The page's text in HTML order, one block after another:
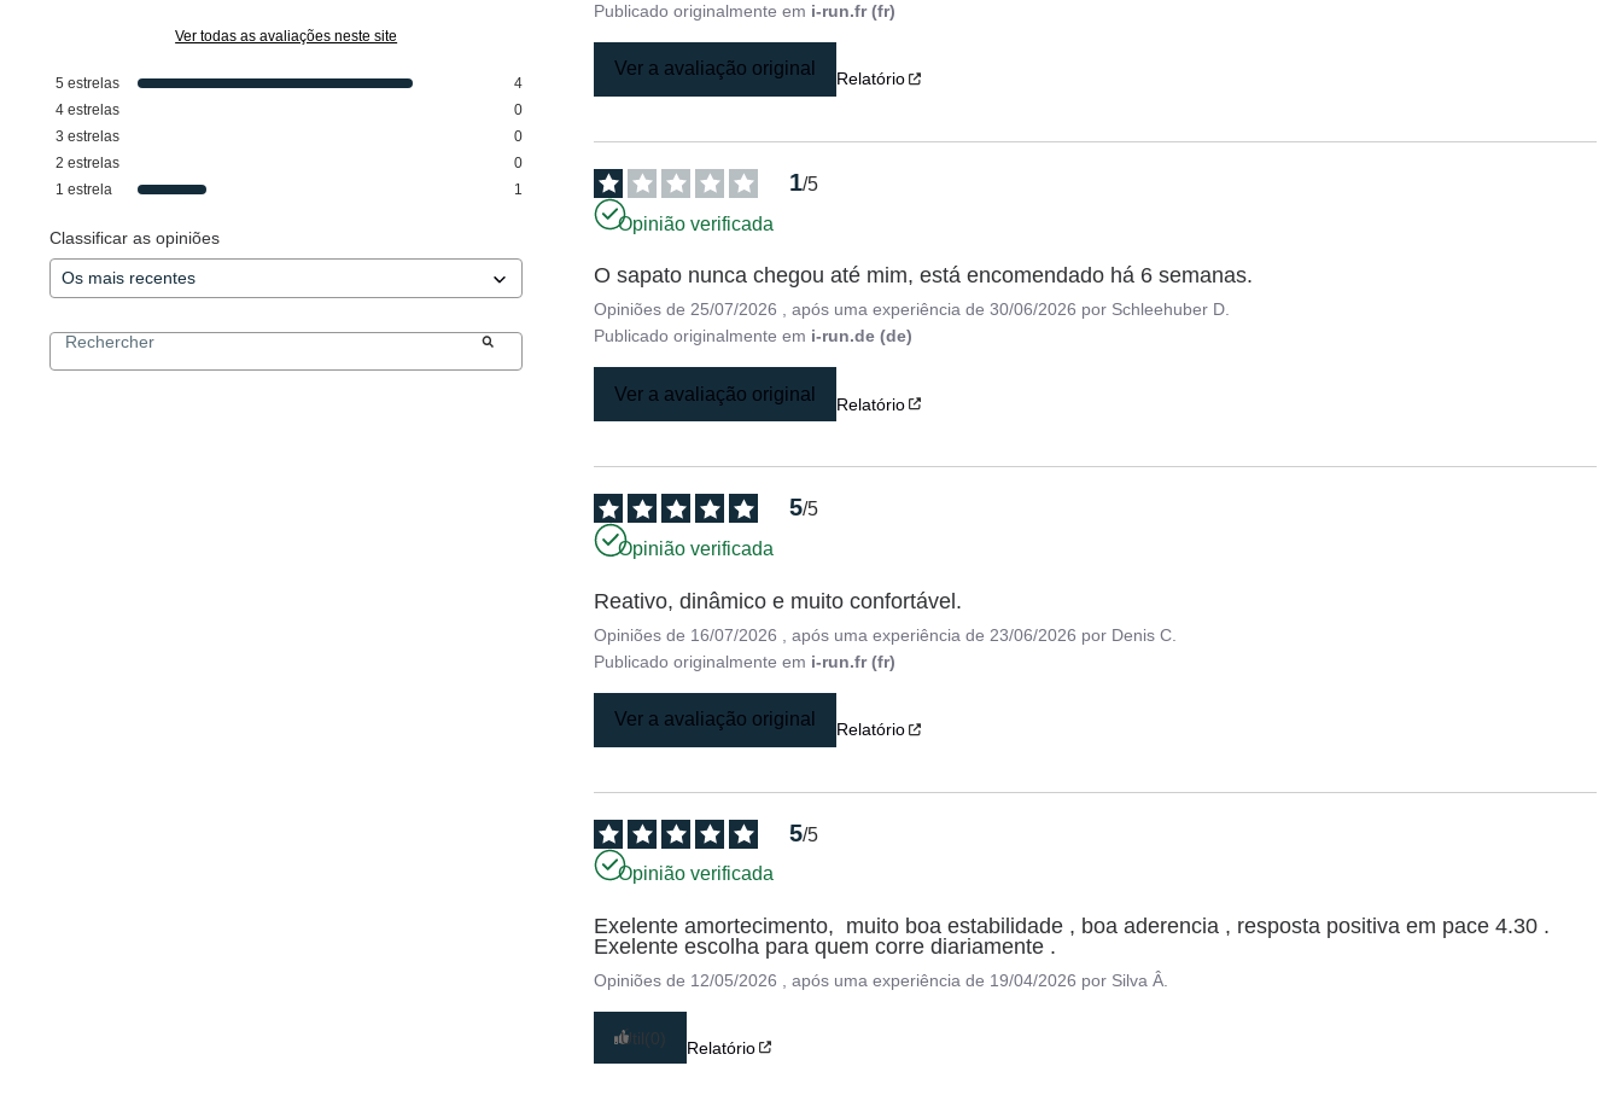
Ver todas as avaliações neste site
5 estrelas
4
4 estrelas
0
3 estrelas
0
2 estrelas
0
1 estrela 1
Classificar as opiniões
Publicado originalmente em i-run.fr (fr)
Ver a avaliação original Relatório
1/5
Opinião verificada
O sapato nunca chegou até mim, está encomendado há 6 semanas.
Opiniões de 25/07/2026 , após uma experiência de30/06/2026 por Schleehuber D.
Publicado originalmente em i-run.de (de)
Ver a avaliação original Relatório
5/5
Opinião verificada
Reativo, dinâmico e muito confortável.
Opiniões de 16/07/2026 , após uma experiência de 23/06/2026 por Denis C.
Publicado originalmente em i-run.fr (fr)
Ver a avaliação original Relatório
5/5
Opinião verificada
Exelente amortecimento,  muito boa estabilidade , boa aderencia , resposta positiva em pace 4.30 .
Exelente escolha para quem corre diariamente .
Opiniões de 12/05/2026 , após uma experiência de 19/04/2026 por Silva Â.
Útil(0) Relatório